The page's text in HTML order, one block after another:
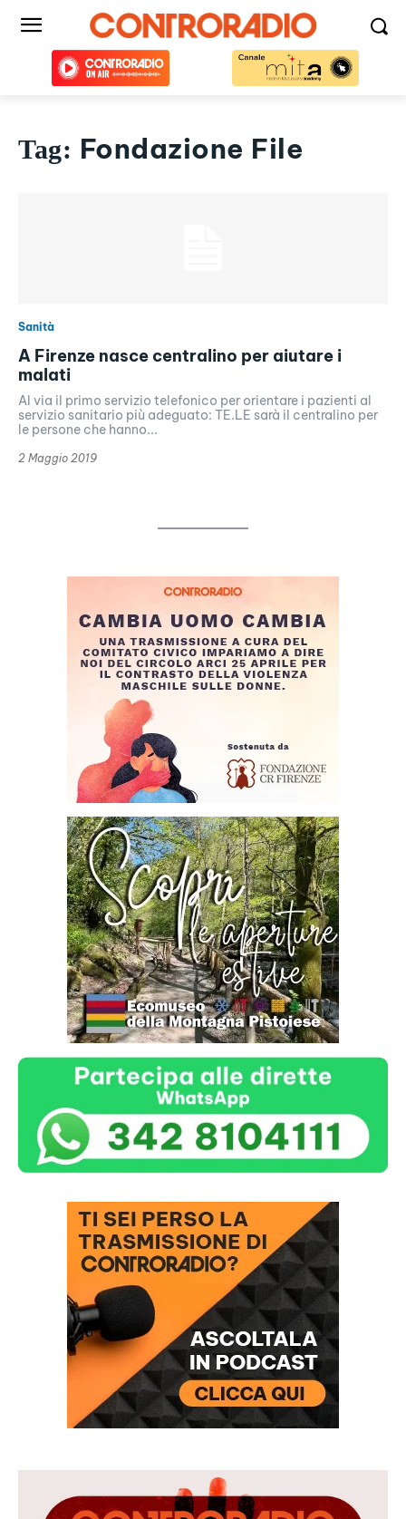
Tag: Fondazione File
Sanità
A Firenze nasce centralino per aiutare i
malati
Al via il primo servizio telefonico per orientare i pazienti al
servizio sanitario più adeguato: TE.LE sarà il centralino per
le persone che hanno...
2 Maggio 2019